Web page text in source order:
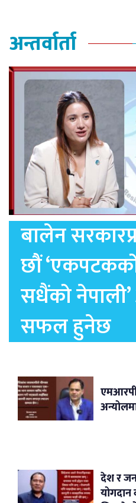
अन्तर्वार्ता
बालेन
छौं
सधैंको
सफल हुनेछ
एमआरपी
देश र